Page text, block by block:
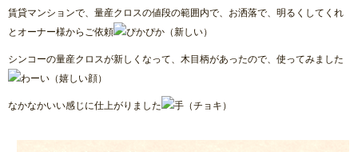
賃貸マンションで、量産クロスの値段の範囲内で、お洒落で、明るくしてくれ
とオーナー様からご依頼
シンコーの量産クロスが新しくなって、木目柄があったので、使ってみました
なかなかいい感じに仕上がりました